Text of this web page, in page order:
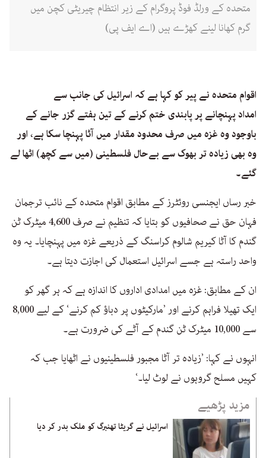
متحدہ کے ورلڈ فوڈ پروگرام کے زیر انتظام چیریٹی کچن میں
گرم کھانا لینے کھڑے ہیں (اے ایف پی)
اقوام متحدہ نے پیر کو کہا ہے کہ اسرائیل کی جانب سے
امداد پہنچانے پر پابندی ختم کرنے کے تین ہفتے گزر جانے کے
باوجود وہ غزہ میں صرف محدود مقدار میں آٹا پہنچا سکا ہے، اور
وہ بھی زیادہ تر بھوک سے بےحال فلسطینی (میں سے کچھ) اٹھا لے
گئے۔
خبر رساں ایجنسی روئٹرز کے مطابق اقوام متحدہ کے نائب ترجمان
فہان حق نے صحافیوں کو بتایا کہ تنظیم نے صرف 4,600 میٹرک ٹن
گندم کا آٹا کیریم شالوم کراسنگ کے ذریعے غزہ میں پہنچایا۔ یہ وہ
واحد راستہ ہے جسے اسرائیل استعمال کی اجازت دیتا ہے۔
ان کے مطابق: غزہ میں امدادی اداروں کا اندازہ ہے کہ ہر گھر کو
ایک تھیلا فراہم کرنے اور ’مارکیٹوں پر دباؤ کم کرنے‘ کے لیے 8,000
سے 10,000 میٹرک ٹن گندم کے آٹے کی ضرورت ہے۔
انہوں نے کہا: ’زیادہ تر آٹا مجبور فلسطینیوں نے اٹھایا جب کہ
کہیں مسلح گروہوں نے لوٹ لیا۔‘
مزید پڑھیے
اسرائیل نے گریٹا تھنبرگ کو ملک بدر کر دیا